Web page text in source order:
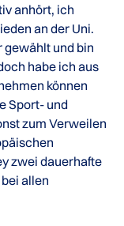
anhört, ich
an der Uni.
und bin
habe ich aus
können
Sport- und
zum Verweilen
zwei dauerhafte
allen